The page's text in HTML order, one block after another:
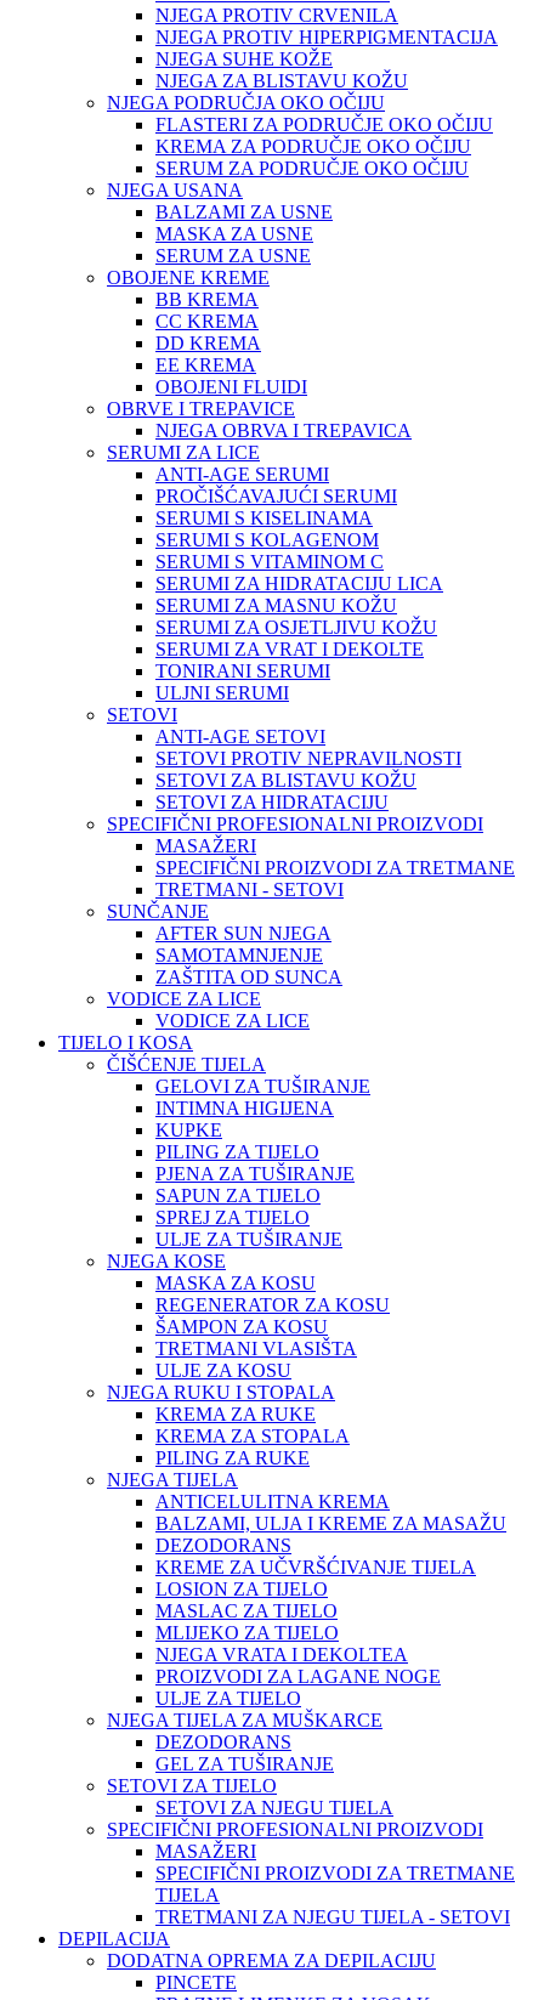
NJEGA PROTIV CRVENILA
NJEGA PROTIV HIPERPIGMENTACIJA
NJEGA SUHE KOŽE
NJEGA ZA BLISTAVU KOŽU
NJEGA PODRUČJA OKO OČIJU
FLASTERI ZA PODRUČJE OKO OČIJU
KREMA ZA PODRUČJE OKO OČIJU
SERUM ZA PODRUČJE OKO OČIJU
NJEGA USANA
BALZAMI ZA USNE
MASKA ZA USNE
SERUM ZA USNE
OBOJENE KREME
BB KREMA
CC KREMA
DD KREMA
EE KREMA
OBOJENI FLUIDI
OBRVE I TREPAVICE
NJEGA OBRVA I TREPAVICA
SERUMI ZA LICE
ANTI-AGE SERUMI
PROČIŠĆAVAJUĆI SERUMI
SERUMI S KISELINAMA
SERUMI S KOLAGENOM
SERUMI S VITAMINOM C
SERUMI ZA HIDRATACIJU LICA
SERUMI ZA MASNU KOŽU
SERUMI ZA OSJETLJIVU KOŽU
SERUMI ZA VRAT I DEKOLTE
TONIRANI SERUMI
ULJNI SERUMI
SETOVI
ANTI-AGE SETOVI
SETOVI PROTIV NEPRAVILNOSTI
SETOVI ZA BLISTAVU KOŽU
SETOVI ZA HIDRATACIJU
SPECIFIČNI PROFESIONALNI PROIZVODI
MASAŽERI
SPECIFIČNI PROIZVODI ZA TRETMANE
TRETMANI - SETOVI
SUNČANJE
AFTER SUN NJEGA
SAMOTAMNJENJE
ZAŠTITA OD SUNCA
VODICE ZA LICE
VODICE ZA LICE
TIJELO I KOSA
ČIŠĆENJE TIJELA
GELOVI ZA TUŠIRANJE
INTIMNA HIGIJENA
KUPKE
PILING ZA TIJELO
PJENA ZA TUŠIRANJE
SAPUN ZA TIJELO
SPREJ ZA TIJELO
ULJE ZA TUŠIRANJE
NJEGA KOSE
MASKA ZA KOSU
REGENERATOR ZA KOSU
ŠAMPON ZA KOSU
TRETMANI VLASIŠTA
ULJE ZA KOSU
NJEGA RUKU I STOPALA
KREMA ZA RUKE
KREMA ZA STOPALA
PILING ZA RUKE
NJEGA TIJELA
ANTICELULITNA KREMA
BALZAMI, ULJA I KREME ZA MASAŽU
DEZODORANS
KREME ZA UČVRŠĆIVANJE TIJELA
LOSION ZA TIJELO
MASLAC ZA TIJELO
MLIJEKO ZA TIJELO
NJEGA VRATA I DEKOLTEA
PROIZVODI ZA LAGANE NOGE
ULJE ZA TIJELO
NJEGA TIJELA ZA MUŠKARCE
DEZODORANS
GEL ZA TUŠIRANJE
SETOVI ZA TIJELO
SETOVI ZA NJEGU TIJELA
SPECIFIČNI PROFESIONALNI PROIZVODI
MASAŽERI
SPECIFIČNI PROIZVODI ZA TRETMANE
TIJELA
TRETMANI ZA NJEGU TIJELA - SETOVI
DEPILACIJA
DODATNA OPREMA ZA DEPILACIJU
PINCETE